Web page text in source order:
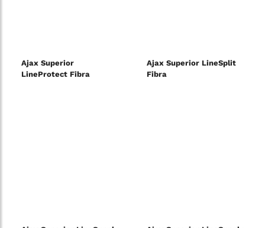
Ajax Superior
LineProtect Fibra
Ajax Superior LineSplit
Fibra